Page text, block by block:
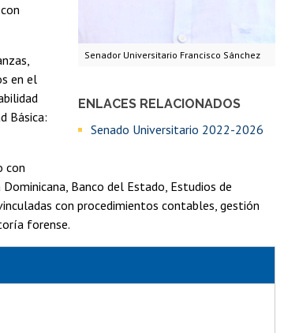
Senador Universitario Francisco Sánchez
ENLACES RELACIONADOS
Senado Universitario 2022-2026
en el
Básica:
con
Banco del Estado, Estudios de
con procedimientos contables, gestión
forense.